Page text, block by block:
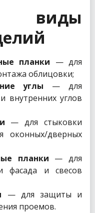
виды
планки — для
облицовки;
углы — для
внутренних углов
— для стыковки
оконных/дверных
планки — для
фасада и свесов
— для защиты и
проемов.